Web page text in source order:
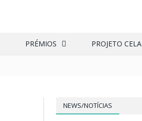
PRÉMIOS PROJETO CELA
NEWS/NOTÍCIAS